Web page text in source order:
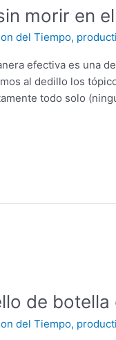
morir en
del Tiempo,
efectiva es una
al dedillo los
todo solo
de
del Tiempo,